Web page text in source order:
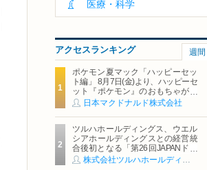
医療・科学
アクセスランキング 週間
ポケモン夏マック「ハッピーセッ
ト編」 8月7日(金)より、ハッピーセ
ット『ポケモン』のおもちゃが期
間限定登場
日本マクドナルド株式会社
ツルハホールディングス、ウエル
シアホールディングスとの経営統
合後初となる「第26回JAPANドラ
ッグストアショー」に出展
株式会社ツルハホールディングス